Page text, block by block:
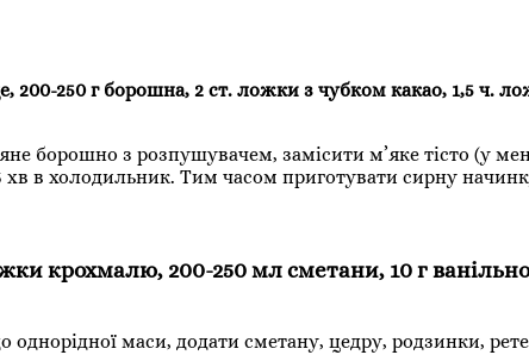
200-250 г борошна, 2 ст. ложки з чубком какао, 1,5 ч.
борошно з розпушувачем, замісити м’яке тісто (у
хв в холодильник. Тим часом приготувати сирну
крохмалю, 200-250 мл сметани, 10 г
маси, додати сметану, цедру, родзинки,